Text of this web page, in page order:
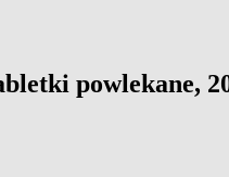
powlekane,